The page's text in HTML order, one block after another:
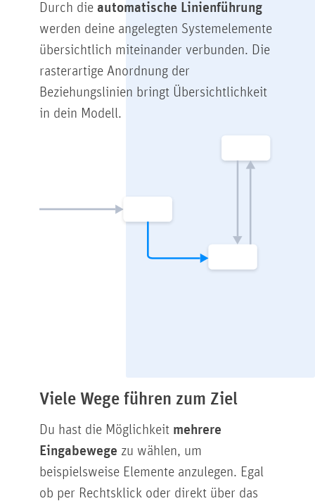
Durch die automatische Linienführung
werden deine angelegten Systemelemente
übersichtlich miteinander verbunden. Die
rasterartige Anordnung der
Beziehungslinien bringt Übersichtlichkeit
in dein Modell.
Viele Wege führen zum Ziel
Du hast die Möglichkeit mehrere
Eingabewege zu wählen, um
beispielsweise Elemente anzulegen. Egal
ob per Rechtsklick oder direkt über das